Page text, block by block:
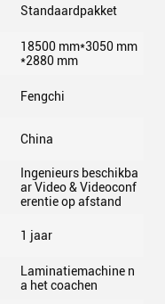
Standaardpakket
18500 mm*3050 mm
*2880 mm
Fengchi
China
Ingenieurs beschikba
ar Video & Videoconf
erentie op afstand
1 jaar
Laminatiemachine n
a het coachen